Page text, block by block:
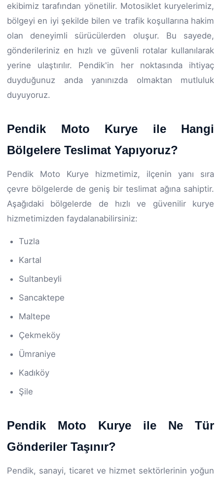
ekibimiz tarafından yönetilir. Motosiklet kuryelerimiz,
bölgeyi en iyi şekilde bilen ve trafik koşullarına hakim
olan deneyimli sürücülerden oluşur. Bu sayede,
gönderileriniz en hızlı ve güvenli rotalar kullanılarak
yerine ulaştırılır. Pendik'in her noktasında ihtiyaç
duyduğunuz anda yanınızda olmaktan mutluluk
duyuyoruz.
Pendik Moto Kurye ile Hangi
Bölgelere Teslimat Yapıyoruz?
Pendik Moto Kurye hizmetimiz, ilçenin yanı sıra
çevre bölgelerde de geniş bir teslimat ağına sahiptir.
Aşağıdaki bölgelerde de hızlı ve güvenilir kurye
hizmetimizden faydalanabilirsiniz:
Tuzla
Kartal
Sultanbeyli
Sancaktepe
Maltepe
Çekmeköy
Ümraniye
Kadıköy
Şile
Pendik Moto Kurye ile Ne Tür
Gönderiler Taşınır?
Pendik, sanayi, ticaret ve hizmet sektörlerinin yoğun